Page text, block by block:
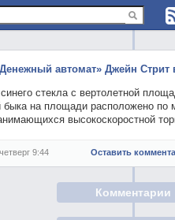
автомат» Джейн Стрит
стекла с вертолетной
быка на площади расположено
высокоскоростной
9:44 Оставить
Комментарии